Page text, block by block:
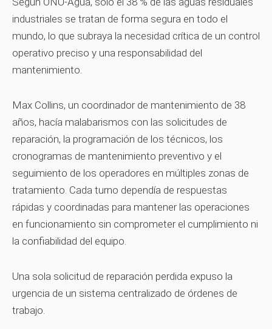
industriales se tratan de forma segura en todo el
mundo, lo que subraya la necesidad crítica de un control
operativo preciso y una responsabilidad del
mantenimiento.
Max Collins, un coordinador de mantenimiento de 38
años, hacía malabarismos con las solicitudes de
reparación, la programación de los técnicos, los
cronogramas de mantenimiento preventivo y el
seguimiento de los operadores en múltiples zonas de
tratamiento. Cada turno dependía de respuestas
rápidas y coordinadas para mantener las operaciones
en funcionamiento sin comprometer el cumplimiento ni
la confiabilidad del equipo.
Una sola solicitud de reparación perdida expuso la
urgencia de un sistema centralizado de órdenes de
trabajo.